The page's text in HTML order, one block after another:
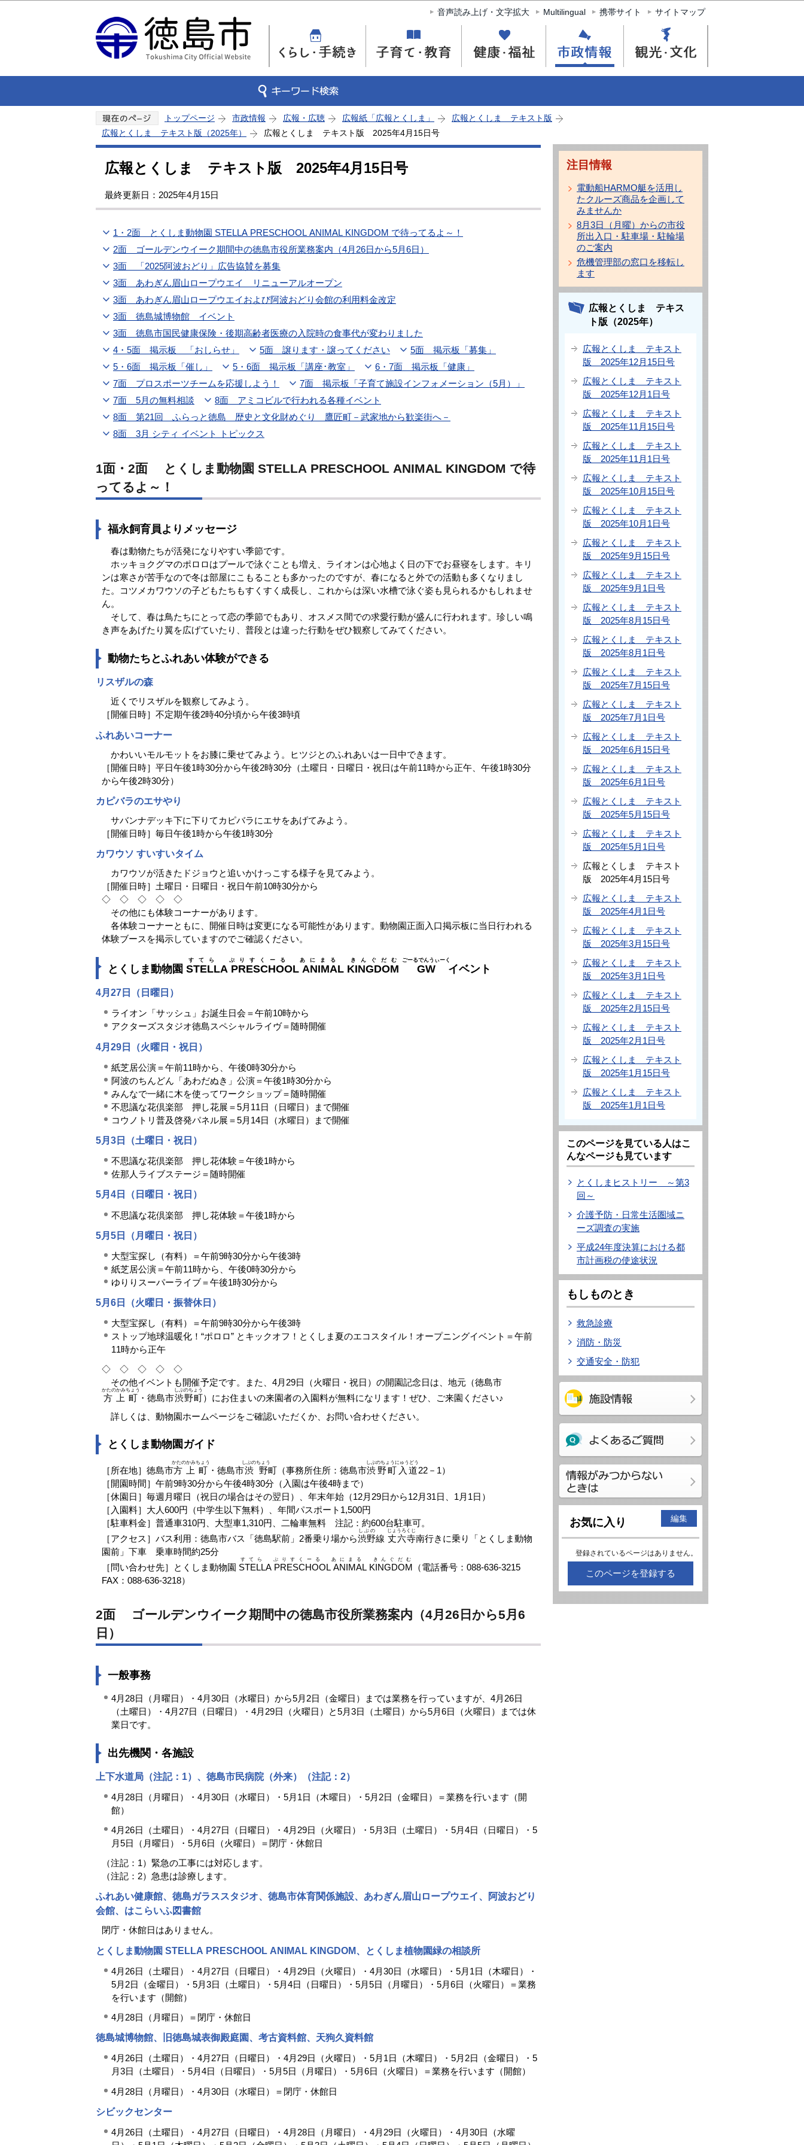
このページの本文へ移動
音声読み上げ・文字拡大 Multilingual 携帯サイト サイトマップ
トップページ 市政情報 広報・広聴 広報紙「広報とくしま」
広報とくしま テキスト版
広報とくしま テキスト版（2025年）
広報とくしま テキスト版 2025年4月15日号
広報とくしま テキスト版 2025年4月15日号
最終更新日：2025年4月15日
1・2面 とくしま動物園 STELLA PRESCHOOL ANIMAL KINGDOM で待ってるよ～！
2面 ゴールデンウイーク期間中の徳島市役所業務案内（4月26日から5月6日）
3面 「2025阿波おどり」広告協賛を募集
3面 あわぎん眉山ロープウエイ リニューアルオープン
3面 あわぎん眉山ロープウエイおよび阿波おどり会館の利用料金改定
3面 徳島城博物館 イベント
3面 徳島市国民健康保険・後期高齢者医療の入院時の食事代が変わりました
4・5面 掲示板 「おしらせ」
5面 譲ります・譲ってください
5面 掲示板「募集」
5・6面 掲示板「催し」
5・6面 掲示板「講座･教室」
6・7面 掲示板「健康」
7面 プロスポーツチームを応援しよう！
7面 掲示板「子育て施設インフォメーション（5月）」
7面 5月の無料相談
8面 アミコビルで行われる各種イベント
8面 第21回 ふらっと徳島 歴史と文化財めぐり 鷹匠町－武家地から歓楽街へ－
8面 3月 シティ イベント トピックス
1面・2面 とくしま動物園 STELLA PRESCHOOL ANIMAL KINGDOM で待
ってるよ～！
福永飼育員よりメッセージ
春は動物たちが活発になりやすい季節です。
ホッキョクグマのポロロはプールで泳ぐことも増え、ライオンは心地よく日の下でお昼寝をします。キリ
ンは寒さが苦手なので冬は部屋にこもることも多かったのですが、春になると外での活動も多くなりまし
た。コツメカワウソの子どもたちもすくすく成長し、これからは深い水槽で泳ぐ姿も見られるかもしれませ
ん。
そして、春は鳥たちにとって恋の季節でもあり、オスメス間での求愛行動が盛んに行われます。珍しい鳴
き声をあげたり翼を広げていたり、普段とは違った行動をぜひ観察してみてください。
動物たちとふれあい体験ができる
リスザルの森
近くでリスザルを観察してみよう。
［開催日時］不定期午後2時40分頃から午後3時頃
ふれあいコーナー
かわいいモルモットをお膝に乗せてみよう。ヒツジとのふれあいは一日中できます。
［開催日時］平日午後1時30分から午後2時30分（土曜日・日曜日・祝日は午前11時から正午、午後1時30分
から午後2時30分）
カピバラのエサやり
サバンナデッキ下に下りてカピバラにエサをあげてみよう。
［開催日時］毎日午後1時から午後1時30分
カワウソ すいすいタイム
カワウソが活きたドジョウと追いかけっこする様子を見てみよう。
［開催日時］土曜日・日曜日・祝日午前10時30分から
◇ ◇ ◇ ◇ ◇
その他にも体験コーナーがあります。
各体験コーナーともに、開催日時は変更になる可能性があります。動物園正面入口掲示板に当日行われる
体験ブースを掲示していますのでご確認ください。
とくしま動物園 STELLA PRESCHOOL ANIMAL KINGDOM
すてら ぷりすくーる あにまる きんぐだむ
GW
ごーるでんうぃーく
イベント
4月27日（日曜日）
ライオン「サッシュ」お誕生日会＝午前10時から
アクターズスタジオ徳島スペシャルライヴ＝随時開催
4月29日（火曜日・祝日）
紙芝居公演＝午前11時から、午後0時30分から
阿波のちんどん「あわだぬき」公演＝午後1時30分から
みんなで一緒に木を使ってワークショップ＝随時開催
不思議な花倶楽部 押し花展＝5月11日（日曜日）まで開催
コウノトリ普及啓発パネル展＝5月14日（水曜日）まで開催
5月3日（土曜日・祝日）
不思議な花倶楽部 押し花体験＝午後1時から
佐那人ライブステージ＝随時開催
5月4日（日曜日・祝日）
不思議な花倶楽部 押し花体験＝午後1時から
5月5日（月曜日・祝日）
大型宝探し（有料）＝午前9時30分から午後3時
紙芝居公演＝午前11時から、午後0時30分から
ゆりりスーパーライブ＝午後1時30分から
5月6日（火曜日・振替休日）
大型宝探し（有料）＝午前9時30分から午後3時
ストップ地球温暖化！“ポロロ” とキックオフ！とくしま夏のエコスタイル！オープニングイベント＝午前
11時から正午
◇ ◇ ◇ ◇ ◇
その他イベントも開催予定です。また、4月29日（火曜日・祝日）の開園記念日は、地元（徳島市
方上町
かたのかみちょう
・徳島市渋野町
しぶのちょう
）にお住まいの来園者の入園料が無料になリます！ぜひ、ご来園ください♪
詳しくは、動物園ホームページをご確認いただくか、お問い合わせください。
とくしま動物園ガイド
［所在地］徳島市方上町
かたのかみちょう
・徳島市渋野
しぶのちょう
町（事務所住所：徳島市渋野町入道
しぶのちょうにゅうどう
22－1）
［開園時間］午前9時30分から午後4時30分（入園は午後4時まで）
［休園日］毎週月曜日（祝日の場合はその翌日）、年末年始（12月29日から12月31日、1月1日）
［入園料］大人600円（中学生以下無料）、年間パスポート1,500円
［駐車料金］普通車310円、大型車1,310円、二輪車無料 注記：約600台駐車可。
［アクセス］バス利用：徳島市バス「徳島駅前」2番乗り場から渋野
しぶの
線 丈六寺
じょうろくじ
南行きに乗り「とくしま動物
園前」下車 乗車時間約25分
［問い合わせ先］とくしま動物園 STELLA PRESCHOOL ANIMAL KINGDOM
すてら ぷりすくーる あにまる きんぐだむ
（電話番号：088-636-3215
FAX：088-636-3218）
2面 ゴールデンウイーク期間中の徳島市役所業務案内（4月26日から5月6
日）
一般事務
4月28日（月曜日）・4月30日（水曜日）から5月2日（金曜日）までは業務を行っていますが、4月26日
（土曜日）・4月27日（日曜日）・4月29日（火曜日）と5月3日（土曜日）から5月6日（火曜日）までは休
業日です。
出先機関・各施設
上下水道局（注記：1）、徳島市民病院（外来）（注記：2）
4月28日（月曜日）・4月30日（水曜日）・5月1日（木曜日）・5月2日（金曜日）＝業務を行います（開
館）
4月26日（土曜日）・4月27日（日曜日）・4月29日（火曜日）・5月3日（土曜日）・5月4日（日曜日）・5
月5日（月曜日）・5月6日（火曜日）＝閉庁・休館日
（注記：1）緊急の工事には対応します。
（注記：2）急患は診療します。
ふれあい健康館、徳島ガラススタジオ、徳島市体育関係施設、あわぎん眉山ロープウエイ、阿波おどり
会館、はこらいふ図書館
閉庁・休館日はありません。
とくしま動物園 STELLA PRESCHOOL ANIMAL KINGDOM、とくしま植物園緑の相談所
4月26日（土曜日）・4月27日（日曜日）・4月29日（火曜日）・4月30日（水曜日）・5月1日（木曜日）・
5月2日（金曜日）・5月3日（土曜日）・5月4日（日曜日）・5月5日（月曜日）・5月6日（火曜日）＝業務
を行います（開館）
4月28日（月曜日）＝閉庁・休館日
徳島城博物館、旧徳島城表御殿庭園、考古資料館、天狗久資料館
4月26日（土曜日）・4月27日（日曜日）・4月29日（火曜日）・5月1日（木曜日）・5月2日（金曜日）・5
月3日（土曜日）・5月4日（日曜日）・5月5日（月曜日）・5月6日（火曜日）＝業務を行います（開館）
4月28日（月曜日）・4月30日（水曜日）＝閉庁・休館日
シビックセンター
4月26日（土曜日）・4月27日（日曜日）・4月28日（月曜日）・4月29日（火曜日）・4月30日（水曜
注目情報
電動船HARMO艇を活用し
たクルーズ商品を企画して
みませんか
8月3日（月曜）からの市役
所出入口・駐車場・駐輪場
のご案内
危機管理部の窓口を移転し
ます
広報とくしま テキス
ト版（2025年）
広報とくしま テキスト
版 2025年12月15日号
広報とくしま テキスト
版 2025年12月1日号
広報とくしま テキスト
版 2025年11月15日号
広報とくしま テキスト
版 2025年11月1日号
広報とくしま テキスト
版 2025年10月15日号
広報とくしま テキスト
版 2025年10月1日号
広報とくしま テキスト
版 2025年9月15日号
広報とくしま テキスト
版 2025年9月1日号
広報とくしま テキスト
版 2025年8月15日号
広報とくしま テキスト
版 2025年8月1日号
広報とくしま テキスト
版 2025年7月15日号
広報とくしま テキスト
版 2025年7月1日号
広報とくしま テキスト
版 2025年6月15日号
広報とくしま テキスト
版 2025年6月1日号
広報とくしま テキスト
版 2025年5月15日号
広報とくしま テキスト
版 2025年5月1日号
広報とくしま テキスト
版 2025年4月15日号
広報とくしま テキスト
版 2025年4月1日号
広報とくしま テキスト
版 2025年3月15日号
広報とくしま テキスト
版 2025年3月1日号
広報とくしま テキスト
版 2025年2月15日号
広報とくしま テキスト
版 2025年2月1日号
広報とくしま テキスト
版 2025年1月15日号
広報とくしま テキスト
版 2025年1月1日号
このページを見ている人はこ
んなページも見ています
とくしまヒストリー ～第3
回～
介護予防・日常生活圏域ニ
ーズ調査の実施
平成24年度決算における都
市計画税の使途状況
もしものとき
救急診療
消防・防災
交通安全・防犯
お気に入り 編集
登録されているページはありません。
このページを登録する